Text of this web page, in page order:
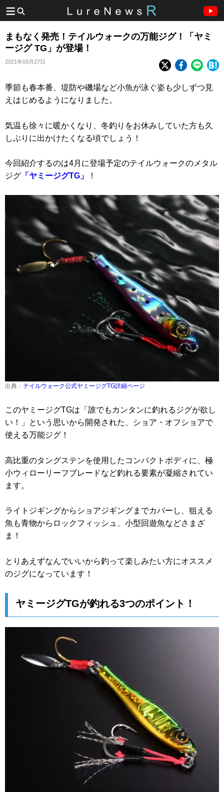
まもなく発売！テイルウォークの万能ジグ！「ヤミ
ージグ TG」が登場！
2021年03月27日
季節も春本番、堤防や磯場など小魚が泳ぐ姿も少しずつ見
えはじめるようになりました。
気温も徐々に暖かくなり、冬釣りをお休みしていた方も久
しぶりに出かけたくなる頃でしょう！
今回紹介するのは4月に登場予定のテイルウォークのメタル
ジグ 「ヤミージグTG」 ！
出典： テイルウォーク公式ヤミージグTG詳細ページ
このヤミージグTGは「誰でもカンタンに釣れるジグが欲し
い！」という思いから開発された、ショア・オフショアで
使える万能ジグ！
高比重のタングステンを使用したコンパクトボディに、極
小ウィローリーフブレードなど釣れる要素が凝縮されてい
ます。
ライトジギングからショアジギングまでカバーし、狙える
魚も青物からロックフィッシュ、小型回遊魚などさまざ
ま！
とりあえずなんでいいから釣って楽しみたい方にオススメ
のジグになっています！
ヤミージグTGが釣れる3つのポイント！